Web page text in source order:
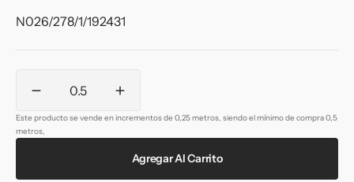
:N026/278/1/192431
Reducir
cantidad
para
Aumentar
cantidad
buganvilla
Este producto se vende en incrementos de 0,25 metros, siendo el mínimo de compra 0,5
metros,
Agregar Al Carrito